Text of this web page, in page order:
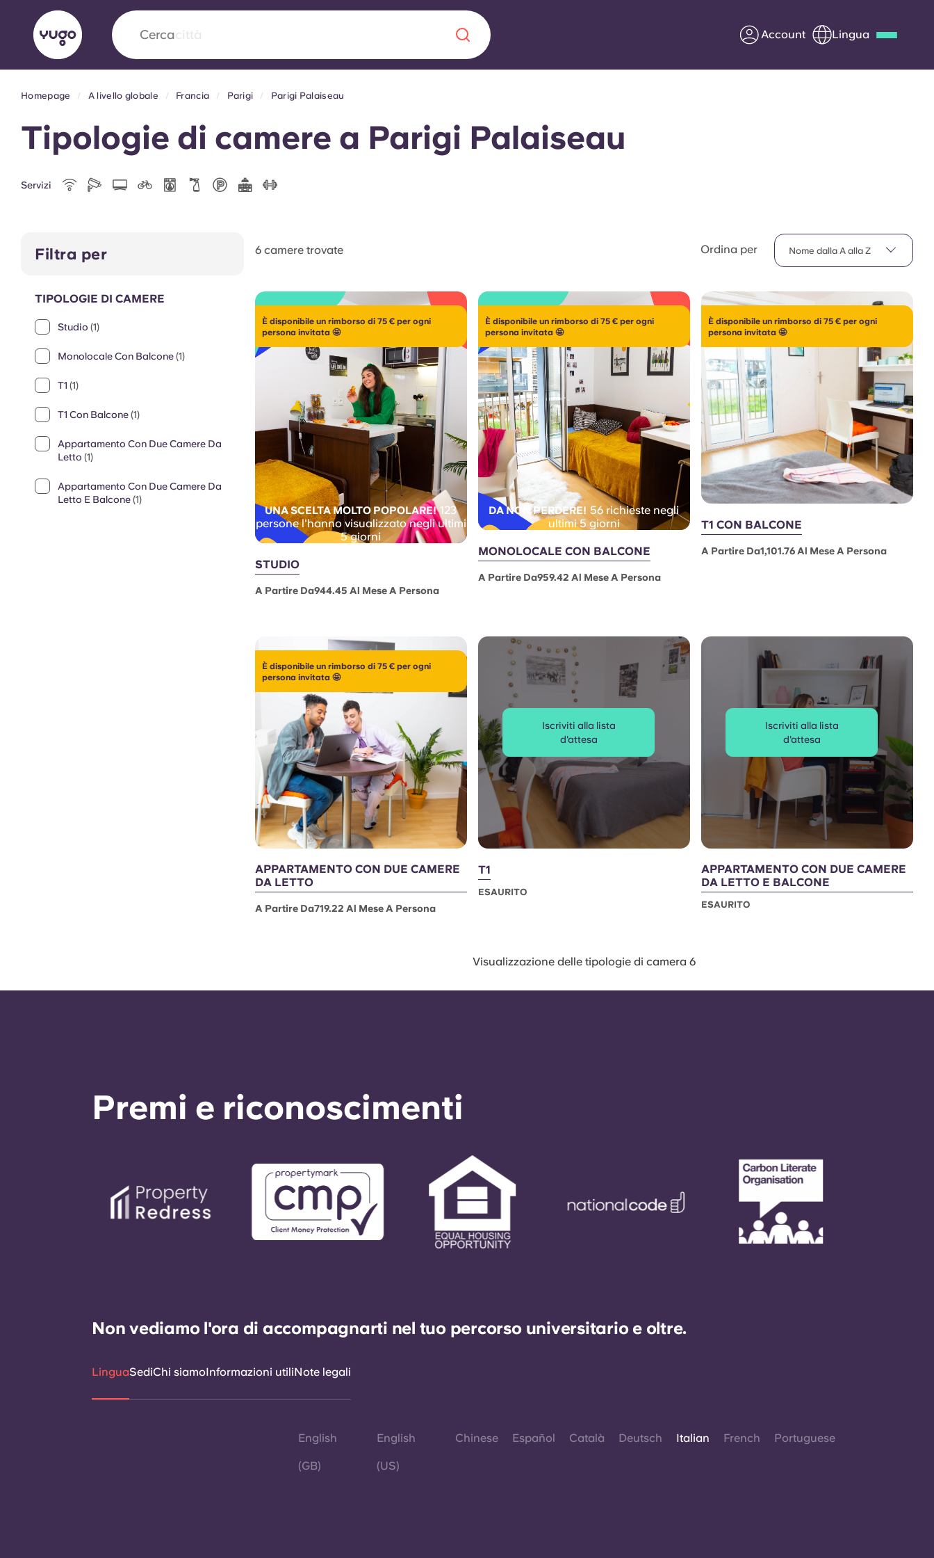
Cercapaese Account Lingua
La partnership pionieristica Yugocon VCARB alimenta
studenti.
Informazioni per i
genitori
English (GB) English (US) Chinese
Portuguese
Homepage A livello globale Francia Parigi Parigi Palaiseau
Tipologie di camere a Parigi Palaiseau
Servizi
6 camere trovate Ordina per Nome dalla A alla Z
Filtra per
TIPOLOGIE DI CAMERE
Studio (1)
Monolocale Con Balcone(1)
T1 (1)
T1 Con Balcone(1)
Appartamento Con Due Camere Da
Letto (1)
Appartamento Con Due Camere Da
Letto E Balcone(1)
È disponibile un rimborso di 75 € per ogni
persona invitata 🤩
UNA SCELTA MOLTO POPOLARE! 123
persone l'hanno visualizzato negli ultimi
5 giorni
STUDIO
A Partire Da944.45 Al Mese A Persona
È disponibile un rimborso di 75 € per ogni
persona invitata 🤩
DA NON PERDERE! 56 richieste negli
ultimi 5 giorni
MONOLOCALE CON BALCONE
A Partire Da959.42 Al Mese A Persona
È disponibile un rimborso di 75 € per ogni
persona invitata 🤩
T1 CON BALCONE
A Partire Da1,101.76 Al Mese A Persona
È disponibile un rimborso di 75 € per ogni
persona invitata 🤩
APPARTAMENTO CON DUE CAMERE
DA LETTO
A Partire Da719.22 Al Mese A Persona
Iscriviti alla lista
d'attesa
T1
ESAURITO
Iscriviti alla lista
d'attesa
APPARTAMENTO CON DUE CAMERE
DA LETTO E BALCONE
ESAURITO
Visualizzazione delle tipologie di camera 6
Premi e riconoscimenti
Non vediamo l'ora di accompagnarti nel tuo percorso universitario e oltre.
LinguaSediChi siamoInformazioni utiliNote legali
English
(GB)
English
(US)
Chinese Español Català Deutsch Italian French Portuguese